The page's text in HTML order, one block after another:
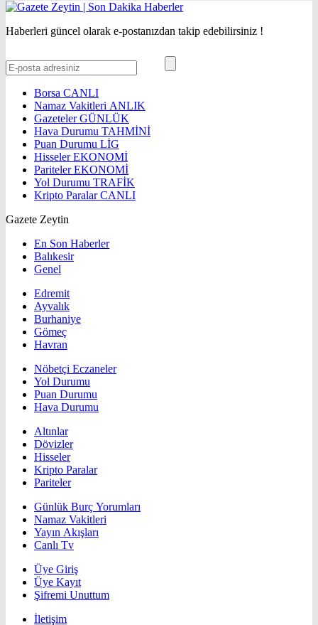
Haberleri güncel olarak e-postanızdan takip edebilirsiniz !
Borsa CANLI
Namaz Vakitleri ANLIK
GazetelerGÜNLÜK
Hava Durumu TAHMİNİ
Puan Durumu LİG
HisselerEKONOMİ
ParitelerEKONOMİ
Yol Durumu TRAFİK
Kripto ParalarCANLI
Gazete Zeytin
En Son Haberler
Balıkesir
Genel
Edremit
Ayvalık
Burhaniye
Gömeç
Havran
Nöbetçi Eczaneler
Yol Durumu
Puan Durumu
Hava Durumu
Altınlar
Dövizler
Hisseler
Kripto Paralar
Pariteler
Günlük Burç Yorumları
Namaz Vakitleri
Yayın Akışları
Canlı Tv
Üye Giriş
Üye Kayıt
Şifremi Unuttum
İletişim